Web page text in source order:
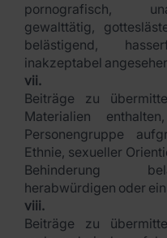
pornografisch,
gewalttätig,
belästigend,
inakzeptabel
vii.
Beiträge zu
Materialien
Personengruppe
Ethnie, sexueller
Behinderung
herabwürdigen oder
viii.
Beiträge zu